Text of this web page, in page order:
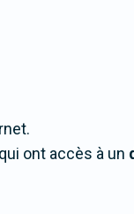
ont accès à un